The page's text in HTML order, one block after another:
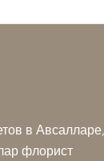
в
флорист